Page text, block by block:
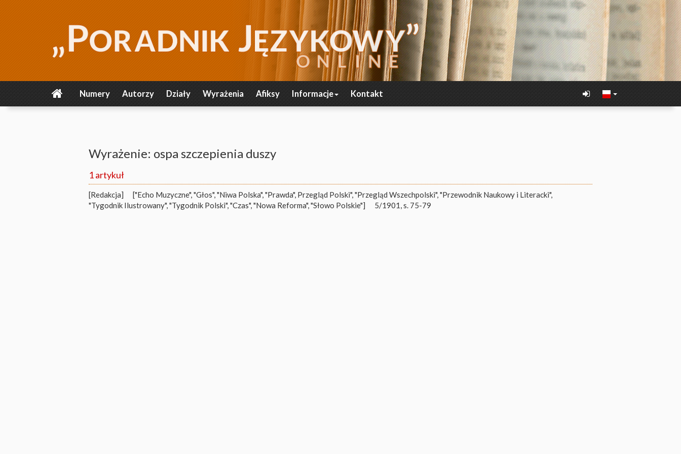
Numery Autorzy Działy Wyrażenia Afiksy Informacje Kontakt
Wyrażenie: ospa szczepienia duszy
1 artykuł
[Redakcja]
["Echo Muzyczne", "Głos", "Niwa Polska", "Prawda", Przegląd Polski", "Przegląd Wszechpolski", "Przewodnik Naukowy i Literacki",
"Tygodnik Ilustrowany", "Tygodnik Polski", "Czas", "Nowa Reforma", "Słowo Polskie"]
5/1901, s. 75-79